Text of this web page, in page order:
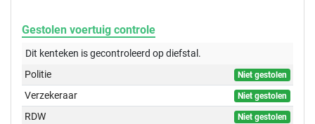
Gestolen voertuig controle
Dit kenteken is gecontroleerd opdiefstal.
Politie
Niet gestolen
Verzekeraar Niet gestolen
RDW Niet gestolen